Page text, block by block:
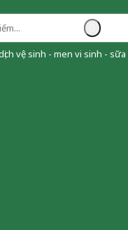
vệ sinh - men vi sinh -